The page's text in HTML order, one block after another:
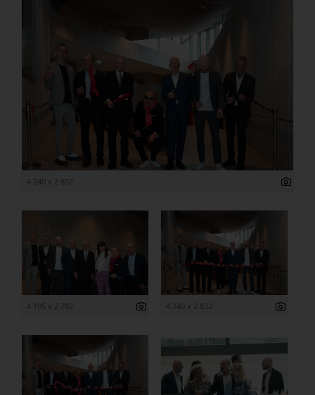
4 240 x 2 832
4 195 x 2 792 4 240 x 2 832